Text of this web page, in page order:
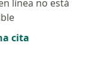
línea no está
cita